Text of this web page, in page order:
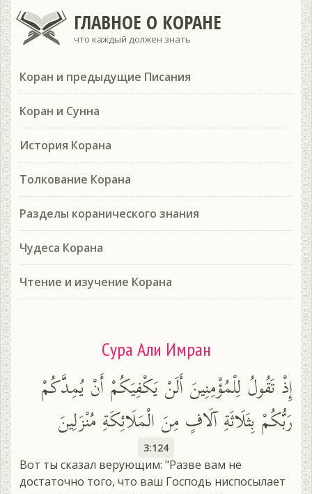
ГЛАВНОЕ О КОРАНЕ
что каждый должен знать
Коран и предыдущие Писания
Коран и Сунна
История Корана
Толкование Корана
Разделы коранического знания
Чудеса Корана
Чтение и изучение Корана
Сура Али Имран
إِذْ تَقُولُ لِلْمُؤْمِنِينَ أَلَنْ يَكْفِيَكُمْ أَنْ يُمِدَّكُمْ
رَبُّكُمْ بِثَلَاثَةِ آلَافٍ مِنَ الْمَلَائِكَةِ مُنْزَلِينَ
3:124
Вот ты сказал верующим: "Разве вам не
достаточно того, что ваш Господь ниспосылает